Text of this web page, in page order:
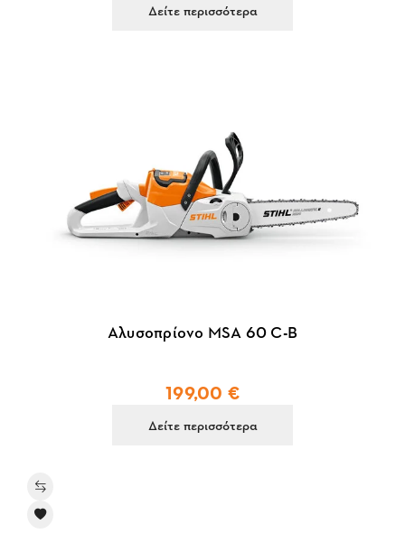
Δείτε περισσότερα
Αλυσοπρίονο MSA 60 C-B
199,00 €
Δείτε περισσότερα